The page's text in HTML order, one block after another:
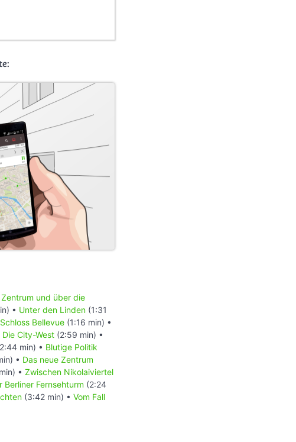
und über die
• Unter den Linden (1:31
Schloss Bellevue (1:16 min) •
Die City-West (2:59 min) •
min) • Blutige Politik
• Das neue Zentrum
• Zwischen Nikolaiviertel
Berliner Fernsehturm (2:24
(3:42 min) • Vom Fall